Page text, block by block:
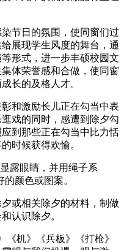
节日的氛围，使同窗们过
展现学生风度的舞台，通
形式，进一步丰硕校园文
体荣誉感和合做，使同窗
长的及格人才。
和激励长儿正在勾当中表
戏的同时，感遭到除夕勾
到那些正在勾当中比力恬
时候获得欢愉。
露眼睛，并用绳子系
颜色或图案。
或相关除夕的材料，制做
认识除夕。
机》《兵板》《打枪》